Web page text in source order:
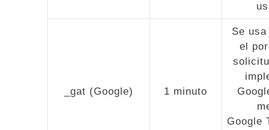
_gat (Google) 1 minuto
Se
el
Google